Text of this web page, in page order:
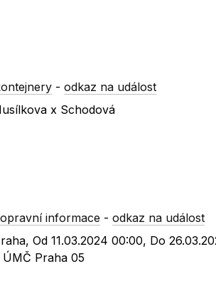
-odkaz na událost
x Schodová
informace -odkaz na událost
Od 11.03.2024 00:00, Do
Praha 05